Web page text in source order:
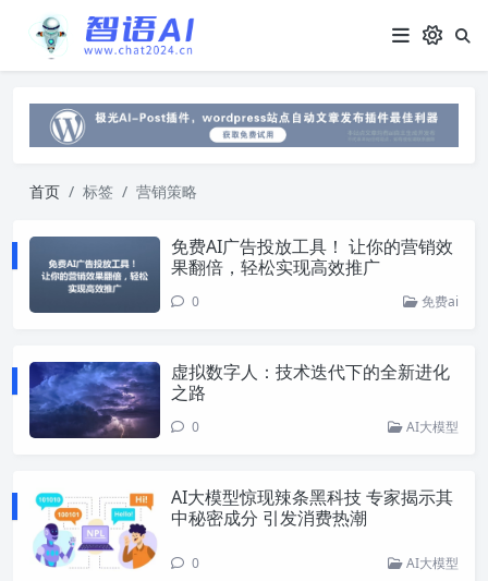
首页 标签 营销策略
免费AI广告投放工具！ 让你的营销效
果翻倍，轻松实现高效推广
0 免费ai
虚拟数字人：技术迭代下的全新进化
之路
0 AI大模型
AI大模型惊现辣条黑科技 专家揭示其
中秘密成分 引发消费热潮
0 AI大模型